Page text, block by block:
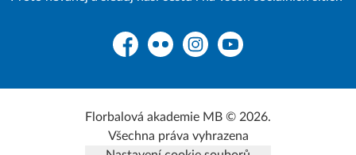
FacebookFlickr InstagramYouTube
Florbalová akademie MB © 2026.
Všechna práva vyhrazena